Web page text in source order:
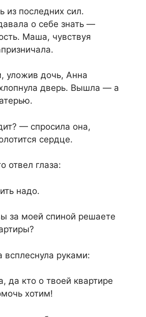
из последних сил.
о себе знать —
Маша, чувствуя
уложив дочь, Анна
дверь. Вышла — а
— спросила она,
сердце.
отвел глаза:
надо.
за моей спиной решаете
всплеснула руками:
да кто о твоей квартире
хотим!